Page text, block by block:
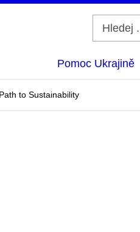
Pomoc Ukrajině
to Sustainability